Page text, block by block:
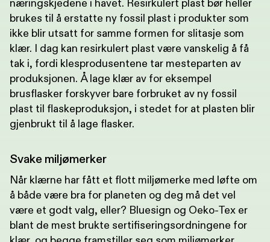
næringskjedene i havet. Resirkulert plast bør heller
brukes til å erstatte ny fossil plast i produkter som
ikke blir utsatt for samme formen for slitasje som
klær. I dag kan resirkulert plast være vanskelig å få
tak i, fordi klesprodusentene tar mesteparten av
produksjonen. Å lage klær av for eksempel
brusflasker forskyver bare forbruket av ny fossil
plast til flaskeproduksjon, i stedet for at plasten blir
gjenbrukt til å lage flasker.
Svake miljømerker
Når klærne har fått et flott miljømerke med løfte om
å både være bra for planeten og deg må det vel
være et godt valg, eller? Bluesign og Oeko-Tex er
blant de mest brukte sertifiseringsordningene for